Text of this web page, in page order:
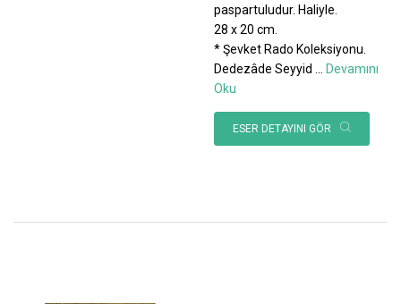
paspartuludur. Haliyle.
28 x 20 cm.
* Şevket Rado Koleksiyonu.
Dedezâde Seyyid
Devamını
Oku
ESER DETAYINI GÖR